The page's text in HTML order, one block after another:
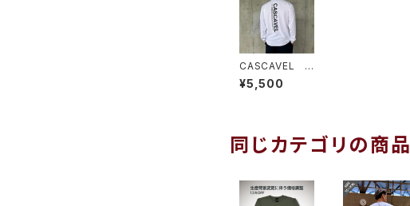
CASCAVEL ス
タンダードビッグ
ロゴロングプラ
¥5,500
同じカテゴリの商品